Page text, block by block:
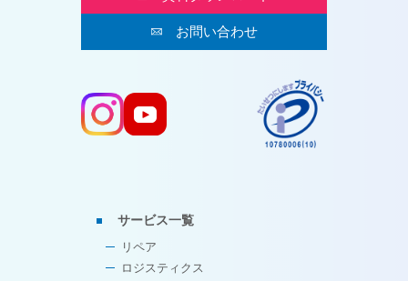
お問い合わせ
サービス一覧
リペア
ロジスティクス